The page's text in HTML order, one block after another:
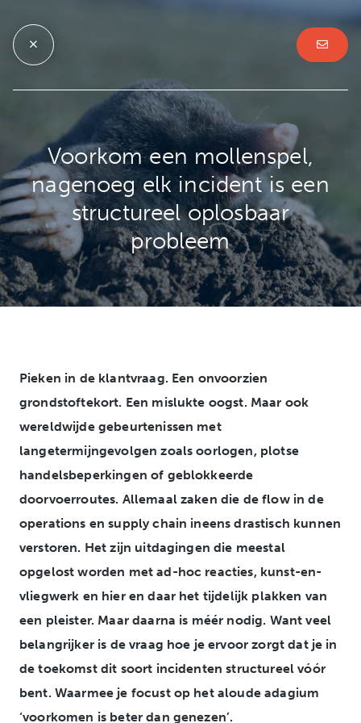
Voorkom een mollenspel,
nagenoeg elk incident is een
structureel oplosbaar
probleem
Pieken in de klantvraag. Een onvoorzien
grondstoftekort. Een mislukte oogst. Maar ook
wereldwijde gebeurtenissen met
langetermijngevolgen zoals oorlogen, plotse
handelsbeperkingen of geblokkeerde
doorvoerroutes. Allemaal zaken die de flow in de
operations en supply chain ineens drastisch kunnen
verstoren. Het zijn uitdagingen die meestal
opgelost worden met ad-hoc reacties, kunst-en-
vliegwerk en hier en daar het tijdelijk plakken van
een pleister. Maar daarna is méér nodig. Want veel
belangrijker is de vraag hoe je ervoor zorgt dat je in
de toekomst dit soort incidenten structureel vóór
bent. Waarmee je focust op het aloude adagium
‘voorkomen is beter dan genezen’.